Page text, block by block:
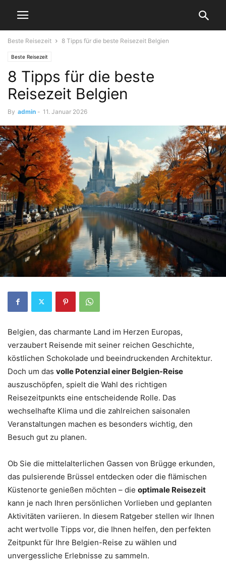
Beste Reisezeit 8 Tipps für die beste Reisezeit Belgien
Beste Reisezeit
8 Tipps für die beste
Reisezeit Belgien
By admin - 11. Januar 2026
Belgien, das charmante Land im Herzen Europas,
verzaubert Reisende mit seiner reichen Geschichte,
köstlichen Schokolade und beeindruckenden Architektur.
Doch um das volle Potenzial einer Belgien-Reise
auszuschöpfen, spielt die Wahl des richtigen
Reisezeitpunkts eine entscheidende Rolle. Das
wechselhafte Klima und die zahlreichen saisonalen
Veranstaltungen machen es besonders wichtig, den
Besuch gut zu planen.
Ob Sie die mittelalterlichen Gassen von Brügge erkunden,
das pulsierende Brüssel entdecken oder die flämischen
Küstenorte genießen möchten – die optimale Reisezeit
kann je nach Ihren persönlichen Vorlieben und geplanten
Aktivitäten variieren. In diesem Ratgeber stellen wir Ihnen
acht wertvolle Tipps vor, die Ihnen helfen, den perfekten
Zeitpunkt für Ihre Belgien-Reise zu wählen und
unvergessliche Erlebnisse zu sammeln.